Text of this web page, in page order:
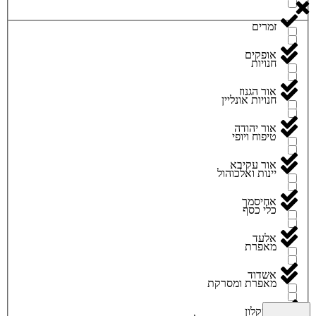
זמרים
חנויות
חנויות אונליין
טיפוח ויופי
יינות ואלכוהול
כלי כסף
מאפרת
מאפרת ומסרקת
אופקים
אור הגנוז
אור יהודה
אור עקיבא
אחיסמך
אלעד
אשדוד
אשקלון